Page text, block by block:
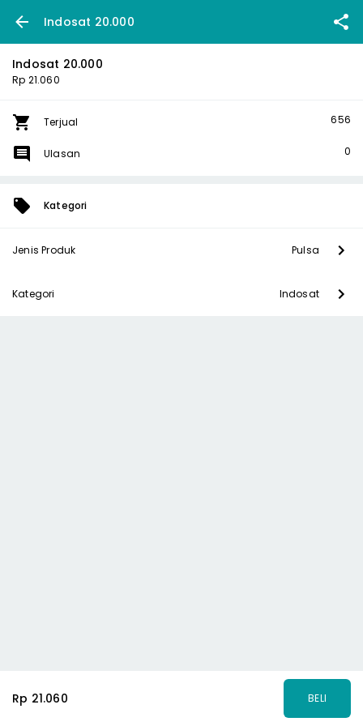
Indosat 20.000
Indosat 20.000
Rp 21.060
Terjual 656
Ulasan 0
Kategori
Jenis Produk Pulsa
Kategori Indosat
Rp 21.060 BELI